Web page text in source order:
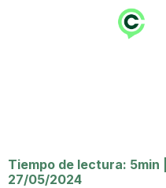
Tiempo de lectura: 5min
27/05/2024